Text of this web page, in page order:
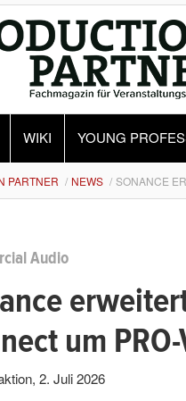
WIKI YOUNG
PARTNER NEWS SONANCE
Audio
um
, 2. Juli 2026